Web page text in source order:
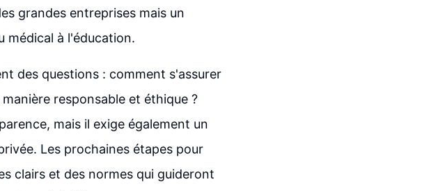
grandes entreprises mais un
médical à l'éducation.
des questions : comment s'assurer
responsable et éthique ?
mais il exige également un
Les prochaines étapes pour
clairs et des normes qui guideront